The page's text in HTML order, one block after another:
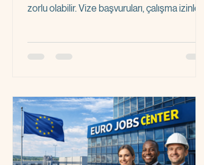
zorlu olabilir. Vize başvuruları, çalışma izinleri,
stresli durumlara yol açabilir. Bu noktada
doğru adımları atmanızı sağlar ve Almanya'da
yeni hayatınıza hızlıca başlamanıza yardımcı
olur. Almanya Göç Danışmanlık Hizme